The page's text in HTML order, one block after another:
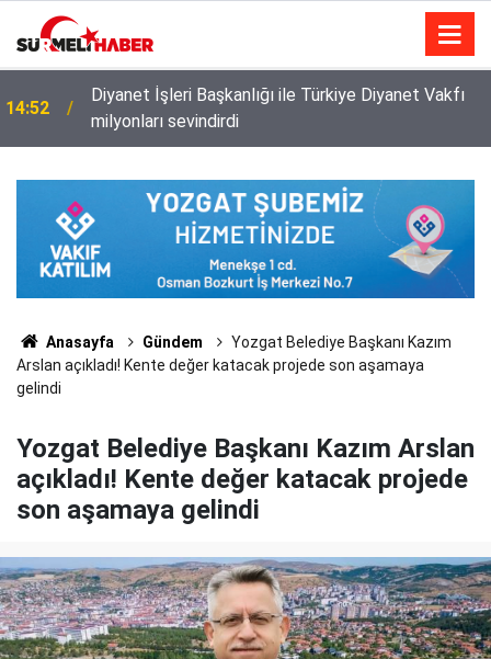
14:52
Diyanet İşleri Başkanlığı ile Türkiye Diyanet Vakfı
milyonları sevindirdi
Anasayfa Gündem
Yozgat Belediye Başkanı Kazım
Arslan açıkladı! Kente değer katacak projede son aşamaya
gelindi
Yozgat Belediye Başkanı Kazım Arslan
açıkladı! Kente değer katacak projede
son aşamaya gelindi